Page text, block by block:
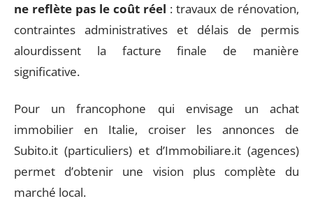
ne reflète pas le coût réel : travaux de rénovation,
contraintes administratives et délais de permis
alourdissent la facture finale de manière
significative.
Pour un francophone qui envisage un achat
immobilier en Italie, croiser les annonces de
Subito.it (particuliers) et d’Immobiliare.it (agences)
permet d’obtenir une vision plus complète du
marché local.